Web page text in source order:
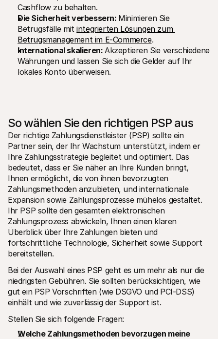
Cashflow zu behalten.
Die Sicherheit verbessern: Minimieren Sie
Betrugsfälle mit integrierten Lösungen zum
Betrugsmanagement im E-Commerce.
International skalieren: Akzeptieren Sie verschiedene
Währungen und lassen Sie sich die Gelder auf Ihr
lokales Konto überweisen.
So wählen Sie den richtigen PSP aus
Der richtige Zahlungsdienstleister (PSP) sollte ein
Partner sein, der Ihr Wachstum unterstützt, indem er
Ihre Zahlungsstrategie begleitet und optimiert. Das
bedeutet, dass er Sie näher an Ihre Kunden bringt,
Ihnen ermöglicht, die von ihnen bevorzugten
Zahlungsmethoden anzubieten, und internationale
Expansion sowie Zahlungsprozesse mühelos gestaltet.
Ihr PSP sollte den gesamten elektronischen
Zahlungsprozess abwickeln, Ihnen einen klaren
Überblick über Ihre Zahlungen bieten und
fortschrittliche Technologie, Sicherheit sowie Support
bereitstellen.
Bei der Auswahl eines PSP geht es um mehr als nur die
niedrigsten Gebühren. Sie sollten berücksichtigen, wie
gut ein PSP Vorschriften (wie DSGVO und PCI-DSS)
einhält und wie zuverlässig der Support ist.
Stellen Sie sich folgende Fragen:
Welche Zahlungsmethoden bevorzugen meine